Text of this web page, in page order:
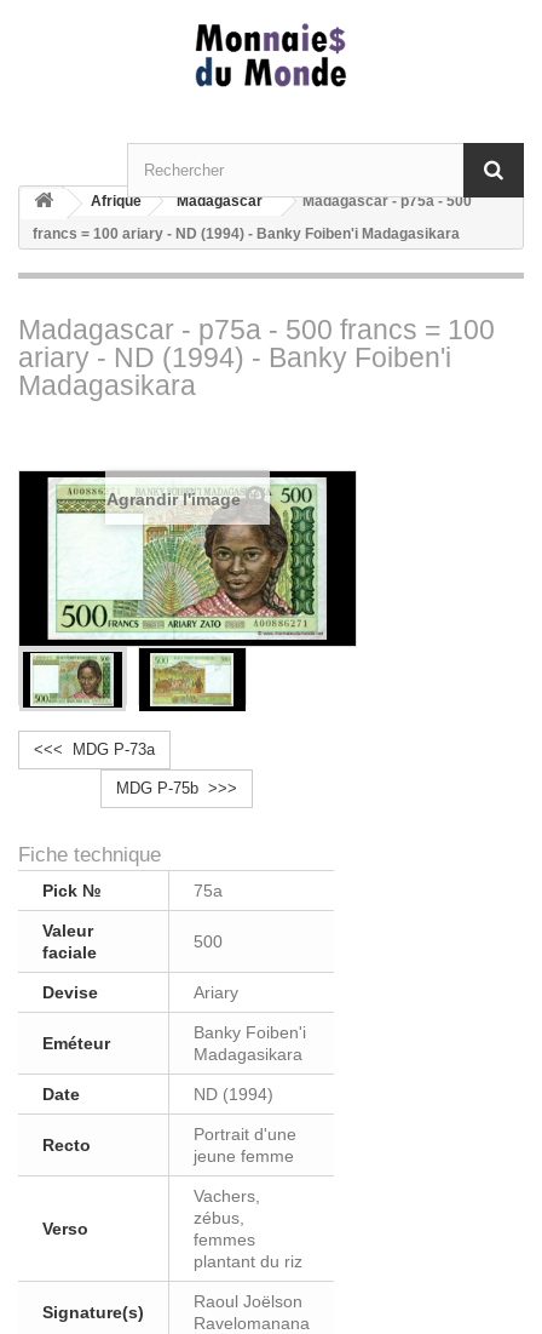
Afrique Madagascar
Madagascar - p75a - 500
francs = 100 ariary - ND (1994) - Banky Foiben'i Madagasikara
Madagascar - p75a - 500 francs = 100
ariary - ND (1994) - Banky Foiben'i
Madagasikara
Agrandir l'image
<<< MDG P-73a
MDG P-75b >>>
Fiche technique
Pick № 75a
Valeur
faciale
500
Devise Ariary
Eméteur
Banky Foiben'i
Madagasikara
Date ND (1994)
Recto
Portrait d'une
jeune femme
Verso
Vachers,
zébus,
femmes
plantant du riz
Signature(s)
Raoul Joëlson
Ravelomanana